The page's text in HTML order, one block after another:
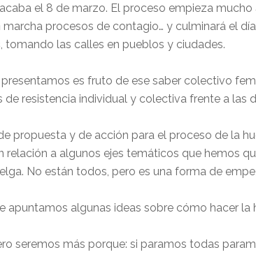
el 8 de marzo. El proceso empieza
marcha procesos de contagio… y culminará el
tomando las calles en pueblos y ciudades.
es fruto de ese saber colectivo
de resistencia individual y colectiva frente a las
propuesta y de acción para el proceso de la
relación a algunos ejes temáticos que hemos
No están todos, pero es una forma de
apuntamos algunas ideas sobre cómo hacer
seremos más porque: si paramos todas